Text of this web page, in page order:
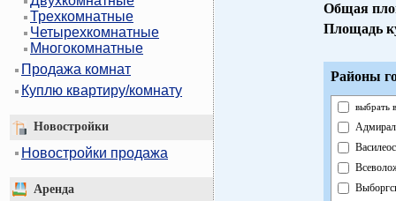
Трехкомнатные
Четырехкомнатные
Многокомнатные
Продажа комнат
Куплю квартиру/комнату
Новостройки
Новостройки продажа
Аренда
Общая
Площадь
Районы
выбрать